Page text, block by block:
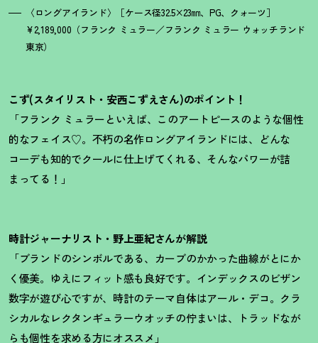
〈ロングアイランド〉［ケース径32.5×23㎜、PG、クォーツ］
¥2,189,000（フランク ミュラー／フランク ミュラー ウォッチランド
東京）
こず(スタイリスト・安西こずえさん)のポイント！
「フランク ミュラーといえば、このアートピースのような個性
的なフェイス♡。不朽の名作ロングアイランドには、どんな
コーデも知的でクールに仕上げてくれる、そんなパワーが詰
まってる ！ 」
時計ジャーナリスト・野上亜紀さんが解説
「ブランドのシンボルである、カーブのかかった曲線がとにか
く優美。ゆえにフィット感も良好です。インデックスのビザン
数字が遊び心ですが、時計のテーマ自体はアール・デコ。クラ
シカルなレクタンギュラーウオッチの佇まいは、トラッドなが
らも個性を求める方にオススメ」